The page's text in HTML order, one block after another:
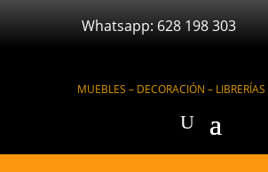
Whatsapp: 628 198 303
MUEBLES – DECORACIÓN –